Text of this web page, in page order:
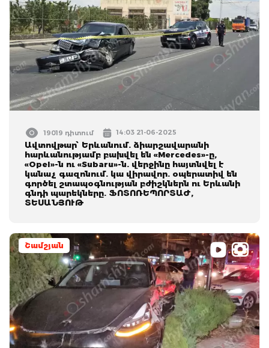
19019 դիտում 14:03 21-06-2025
Ավտովթար՝ Երևանում. ձիարշավարանի
հարևանությամբ բախվել են «Mercedes»-ը,
«Opel»-ն ու «Subaru»-ն. վերջինը հայտնվել է
կանաչ գազոնում. կա վիրավոր. օպերատիվ են
գործել շտապօգնության բժիշկներն ու Երևանի
գնդի պարեկները. ՖՈՏՈՌԵՊՈՐՏԱԺ,
ՏԵՍԱՆՅՈՒԹ
Շամշյան